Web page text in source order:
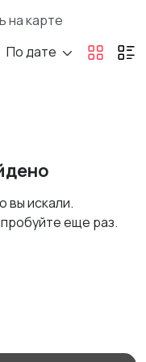
на карте
По дате
вы искали.
еще раз.